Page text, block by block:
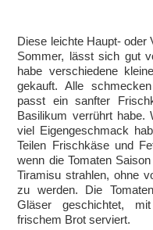
Diese leichte Haupt-
Sommer, lässt sich gut
habe verschiedene
gekauft. Alle
passt ein sanfter
Basilikum verrührt habe.
viel Eigengeschmack
Teilen Frischkäse und
wenn die Tomaten
Tiramisu strahlen, ohne
zu werden. Die
Gläser geschichtet,
frischem Brot serviert.